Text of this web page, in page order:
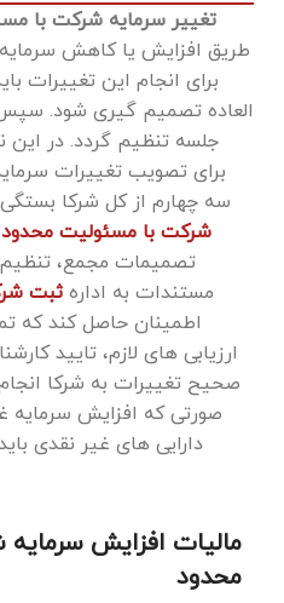
تغییر سرمایه شرکت با
طریق افزایش یا کاهش
برای انجام این تغییرات
‌العاده تصمیم ‌گیری شود.
جلسه تنظیم گردد. در
برای تصویب تغییرات
سه چهارم از کل شرکا بستگی
شرکت با مسئولیت محدود
تصمیمات مجمع،
مستندات به ادارهثبت
اطمینان حاصل کند که
ارزیابی ‌های لازم، تایید
صحیح تغییرات به شرکا
صورتی که افزایش سرمایه
دارایی ‌های غیر نقدی
مالیات افزایش
محدود